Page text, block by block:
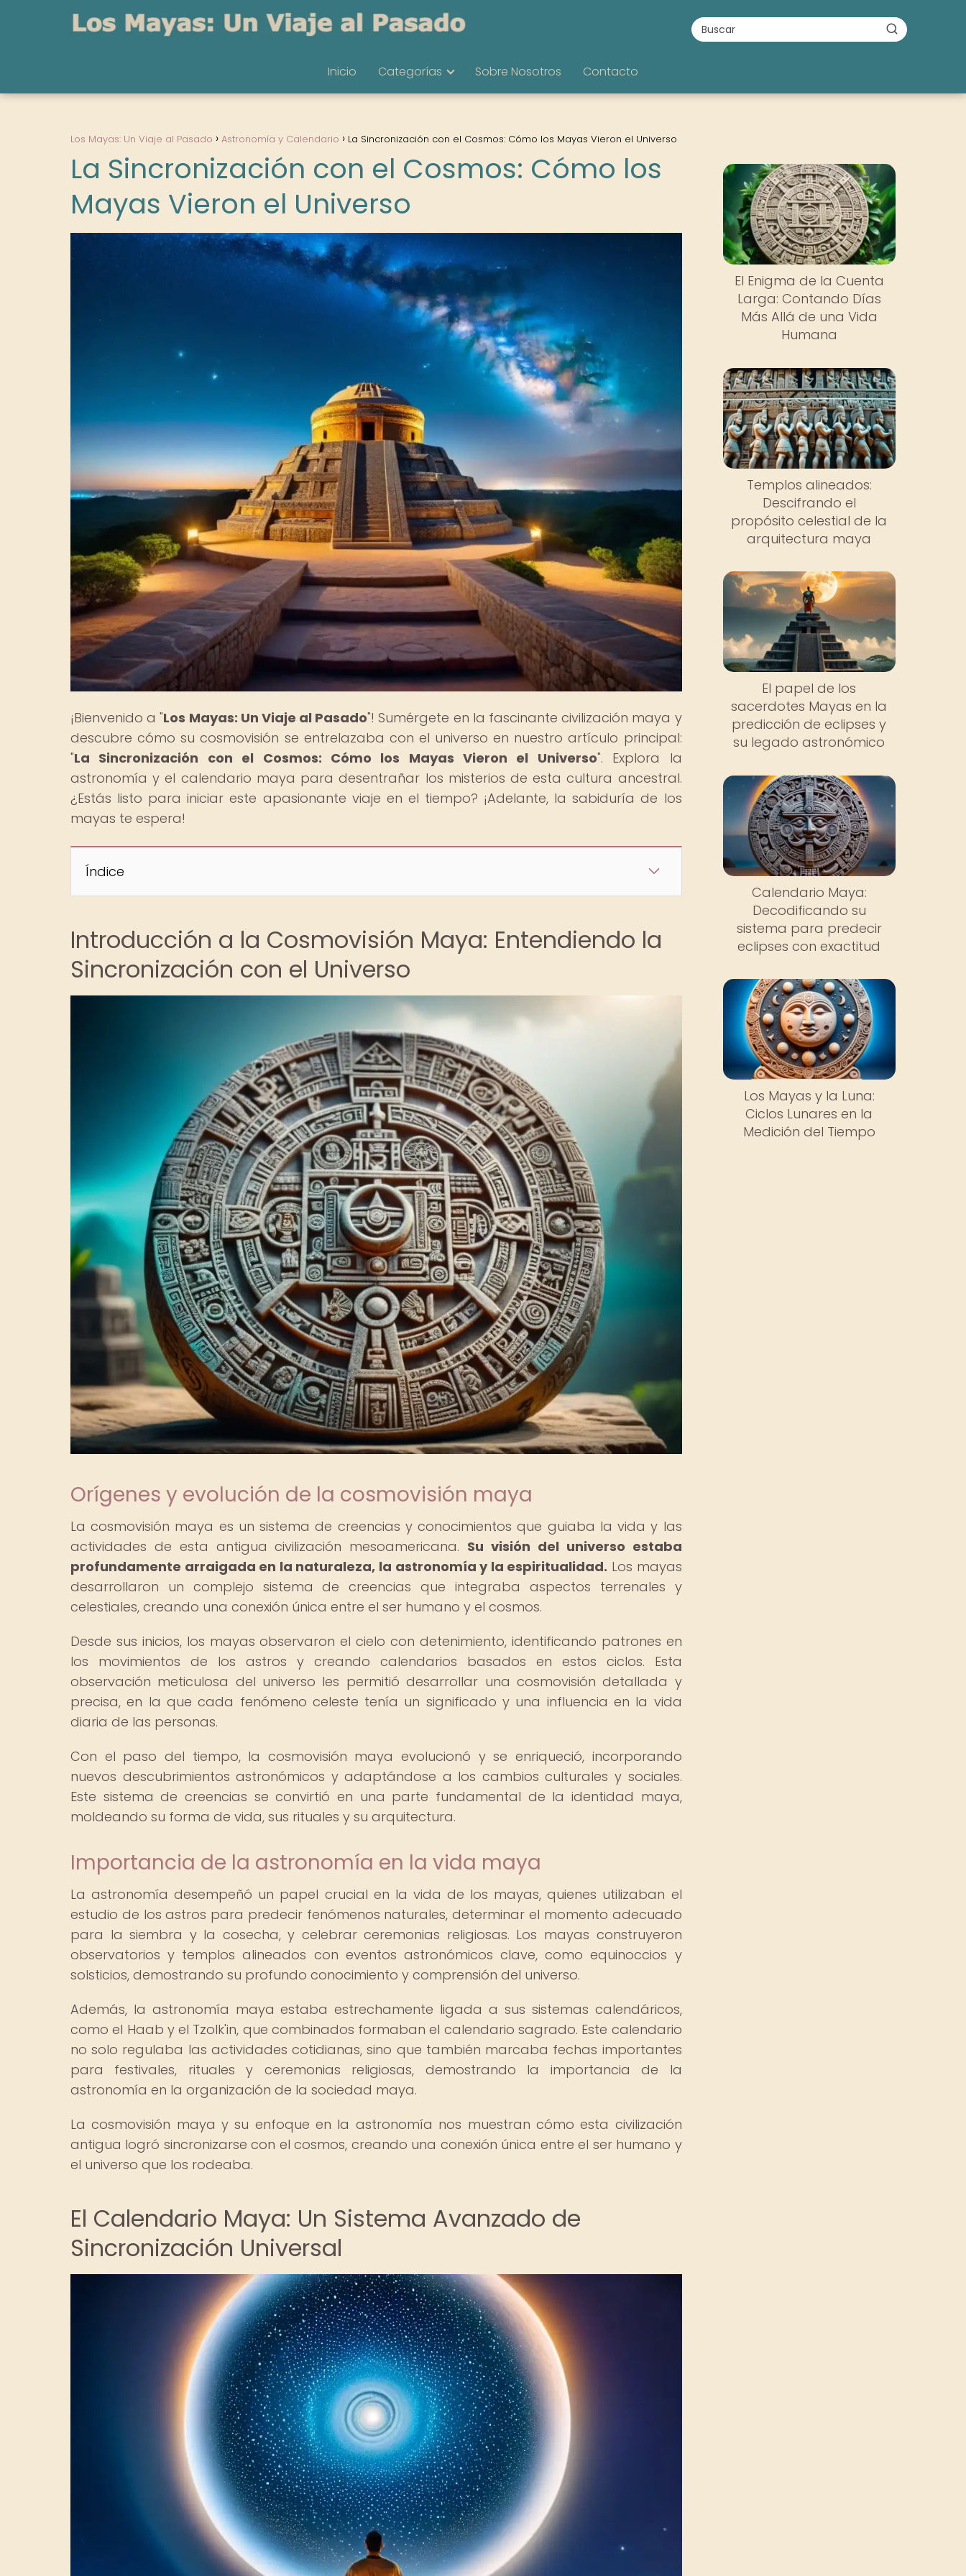
Inicio Categorías Sobre Nosotros Contacto
Los Mayas: Un Viaje al Pasado Astronomía y Calendario La Sincronización con el Cosmos: Cómo los Mayas Vieron el Universo
La Sincronización con el Cosmos: Cómo los
Mayas Vieron el Universo
¡Bienvenido a "Los Mayas: Un Viaje al Pasado"! Sumérgete en la fascinante civilización maya y
descubre cómo su cosmovisión se entrelazaba con el universo en nuestro artículo principal:
"La Sincronización con el Cosmos: Cómo los Mayas Vieron el Universo". Explora la
astronomía y el calendario maya para desentrañar los misterios de esta cultura ancestral.
¿Estás listo para iniciar este apasionante viaje en el tiempo? ¡Adelante, la sabiduría de los
mayas te espera!
Índice
Introducción a la Cosmovisión Maya: Entendiendo la
Sincronización con el Universo
Orígenes y evolución de la cosmovisión maya
La cosmovisión maya es un sistema de creencias y conocimientos que guiaba la vida y las
actividades de esta antigua civilización mesoamericana. Su visión del universo estaba
profundamente arraigada en la naturaleza, la astronomía y la espiritualidad. Los mayas
desarrollaron un complejo sistema de creencias que integraba aspectos terrenales y
celestiales, creando una conexión única entre el ser humano y el cosmos.
Desde sus inicios, los mayas observaron el cielo con detenimiento, identificando patrones en
los movimientos de los astros y creando calendarios basados en estos ciclos. Esta
observación meticulosa del universo les permitió desarrollar una cosmovisión detallada y
precisa, en la que cada fenómeno celeste tenía un significado y una influencia en la vida
diaria de las personas.
Con el paso del tiempo, la cosmovisión maya evolucionó y se enriqueció, incorporando
nuevos descubrimientos astronómicos y adaptándose a los cambios culturales y sociales.
Este sistema de creencias se convirtió en una parte fundamental de la identidad maya,
moldeando su forma de vida, sus rituales y su arquitectura.
Importancia de la astronomía en la vida maya
La astronomía desempeñó un papel crucial en la vida de los mayas, quienes utilizaban el
estudio de los astros para predecir fenómenos naturales, determinar el momento adecuado
para la siembra y la cosecha, y celebrar ceremonias religiosas. Los mayas construyeron
observatorios y templos alineados con eventos astronómicos clave, como equinoccios y
solsticios, demostrando su profundo conocimiento y comprensión del universo.
Además, la astronomía maya estaba estrechamente ligada a sus sistemas calendáricos,
como el Haab y el Tzolk'in, que combinados formaban el calendario sagrado. Este calendario
no solo regulaba las actividades cotidianas, sino que también marcaba fechas importantes
para festivales, rituales y ceremonias religiosas, demostrando la importancia de la
astronomía en la organización de la sociedad maya.
La cosmovisión maya y su enfoque en la astronomía nos muestran cómo esta civilización
antigua logró sincronizarse con el cosmos, creando una conexión única entre el ser humano y
el universo que los rodeaba.
El Calendario Maya: Un Sistema Avanzado de
Sincronización Universal
El Enigma de la Cuenta
Larga: Contando Días
Más Allá de una Vida
Humana
Templos alineados:
Descifrando el
propósito celestial de la
arquitectura maya
El papel de los
sacerdotes Mayas en la
predicción de eclipses y
su legado astronómico
Calendario Maya:
Decodificando su
sistema para predecir
eclipses con exactitud
Los Mayas y la Luna:
Ciclos Lunares en la
Medición del Tiempo